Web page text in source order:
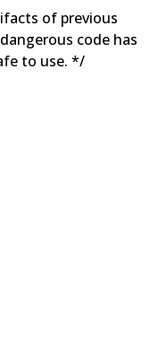
of previous
code has
to use. */